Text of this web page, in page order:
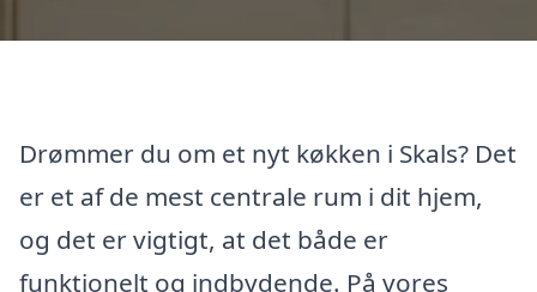
Drømmer du om et nyt køkken i Skals? Det
er et af de mest centrale rum i dit hjem,
og det er vigtigt, at det både er
funktionelt og indbydende. På vores